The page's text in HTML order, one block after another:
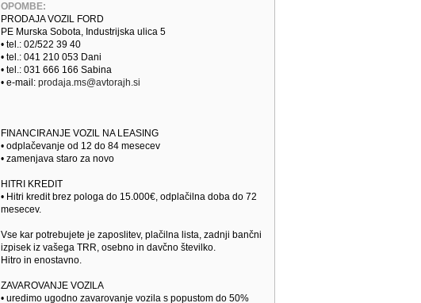
OPOMBE:
PRODAJA VOZIL FORD
PE Murska Sobota, Industrijska ulica 5
• tel.: 02/522 39 40
• tel.: 041 210 053 Dani
• tel.: 031 666 166 Sabina
• e-mail: prodaja.ms@avtorajh.si
FINANCIRANJE VOZIL NA LEASING
• odplačevanje od 12 do 84 mesecev
• zamenjava staro za novo
HITRI KREDIT
• Hitri kredit brez pologa do 15.000€, odplačilna doba do 72
mesecev.
Vse kar potrebujete je zaposlitev, plačilna lista, zadnji bančni
izpisek iz vašega TRR, osebno in davčno številko.
Hitro in enostavno.
ZAVAROVANJE VOZILA
• uredimo ugodno zavarovanje vozila s popustom do 50%